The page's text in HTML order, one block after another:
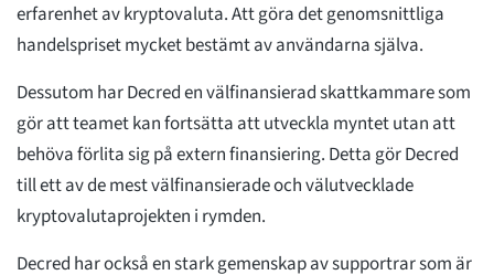
erfarenhet av kryptovaluta. Att göra det genomsnittliga
handelspriset mycket bestämt av användarna själva.
Dessutom har Decred en välfinansierad skattkammare som
gör att teamet kan fortsätta att utveckla myntet utan att
behöva förlita sig på extern finansiering. Detta gör Decred
till ett av de mest välfinansierade och välutvecklade
kryptovalutaprojekten i rymden.
Decred har också en stark gemenskap av supportrar som är